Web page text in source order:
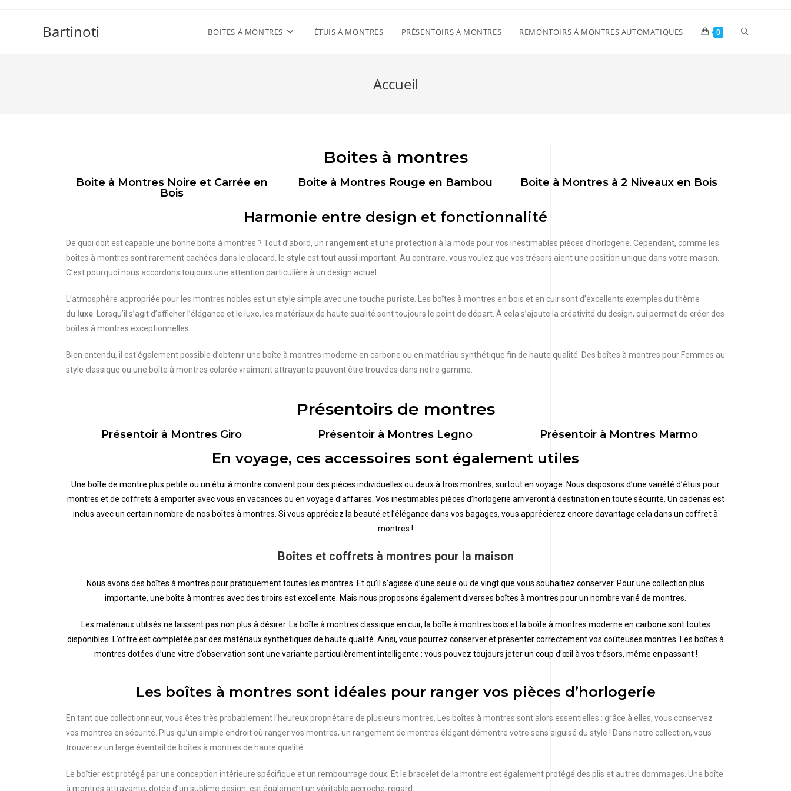
Bartinoti BOITES À MONTRES ÉTUIS À MONTRES PRÉSENTOIRS À MONTRES REMONTOIRS À MONTRES AUTOMATIQUES 0
Accueil
Boites à montres
Boite à Montres Noire et Carrée en
Bois
Boite à Montres Rouge en Bambou Boite à Montres à 2 Niveaux en Bois
Harmonie entre design et fonctionnalité
De quoi doit est capable une bonne boîte à montres ? Tout d’abord, un rangement et une protection à la mode pour vos inestimables pièces d’horlogerie. Cependant, comme les
boîtes à montres sont rarement cachées dans le placard, le styleest tout aussi important. Au contraire, vous voulez que vos trésors aient une position unique dans votre maison.
C’est pourquoi nous accordons toujours une attention particulière à un design actuel.
L’atmosphère appropriée pour les montres nobles est un style simple avec une touche puriste . Les boîtes à montres en bois et en cuir sont d’excellents exemples du thème
du luxe . Lorsqu’il s’agit d’afficher l’élégance et le luxe, les matériaux de haute qualité sont toujours le point de départ. À cela s’ajoute la créativité du design, qui permet de créer des
boîtes à montres exceptionnelles.
Bien entendu, il est également possible d’obtenir une boîte à montres moderne en carbone ou en matériau synthétique fin de haute qualité. Des boîtes à montres pour Femmes au
style classique ou une boîte à montres colorée vraiment attrayante peuvent être trouvées dans notre gamme.
Présentoirs de montres
Présentoir à Montres Giro Présentoir à Montres Legno Présentoir à Montres Marmo
En voyage, ces accessoires sont également utiles
Une boîte de montre plus petite ou un étui à montre convient pour des pièces individuelles ou deux à trois montres, surtout en voyage. Nous disposons d’une variété d’étuis pour
montres et de coffrets à emporter avec vous en vacances ou en voyage d’affaires. Vos inestimables pièces d’horlogerie arriveront à destination en toute sécurité. Un cadenas est
inclus avec un certain nombre de nos boîtes à montres. Si vous appréciez la beauté et l’élégance dans vos bagages, vous apprécierez encore davantage cela dans un coffret à
montres !
Boîtes et coffrets à montres pour la maison
Nous avons des boîtes à montres pour pratiquement toutes les montres. Et qu’il s’agisse d’une seule ou de vingt que vous souhaitiez conserver. Pour une collection plus
importante, une boîte à montres avec des tiroirs est excellente. Mais nous proposons également diverses boîtes à montres pour un nombre varié de montres.
Les matériaux utilisés ne laissent pas non plus à désirer. La boîte à montres classique en cuir, la boîte à montres bois et la boîte à montres moderne en carbone sont toutes
disponibles. L’offre est complétée par des matériaux synthétiques de haute qualité. Ainsi, vous pourrez conserver et présenter correctement vos coûteuses montres. Les boîtes à
montres dotées d’une vitre d’observation sont une variante particulièrement intelligente : vous pouvez toujours jeter un coup d’œil à vos trésors, même en passant !
Les boîtes à montres sont idéales pour ranger vos pièces d’horlogerie
En tant que collectionneur, vous êtes très probablement l’heureux propriétaire de plusieurs montres. Les boîtes à montres sont alors essentielles : grâce à elles, vous conservez
vos montres en sécurité. Plus qu’un simple endroit où ranger vos montres, un rangement de montres élégant démontre votre sens aiguisé du style ! Dans notre collection, vous
trouverez un large éventail de boîtes à montres de haute qualité.
Le boîtier est protégé par une conception intérieure spécifique et un rembourrage doux. Et le bracelet de la montre est également protégé des plis et autres dommages. Une boîte
à montres attrayante, dotée d’un sublime design, est également un véritable accroche-regard.